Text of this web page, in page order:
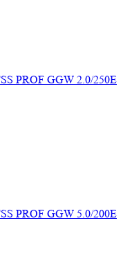
PROF GGW 2.0/250E
PROF GGW 5.0/200E